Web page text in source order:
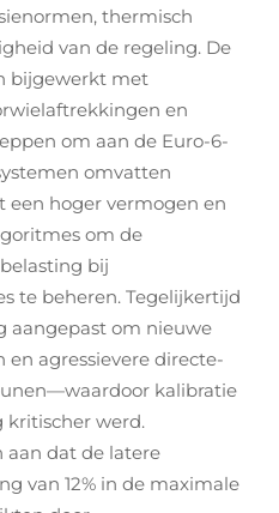
thermisch
van de regeling. De
bijgewerkt met
en
om aan de Euro-6-
omvatten
hoger vermogen en
om de
bij
te beheren. Tegelijkertijd
aangepast om nieuwe
agressievere directe-
kalibratie
kritischer werd.
aan dat de latere
van 12% in de maximale